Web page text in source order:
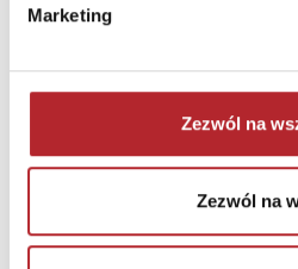
Marketing
Zezwól na
Zezwól na